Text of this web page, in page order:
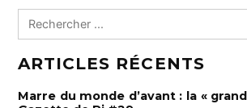
e
h
e
ARTICLES RÉCENTS
Marre du monde d’avant : la «